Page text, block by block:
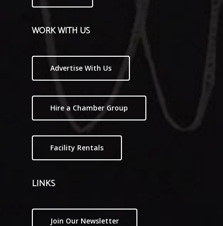
WORK WITH US
Advertise With Us
Hire a Chamber Group
Facility Rentals
LINKS
Join Our Newsletter